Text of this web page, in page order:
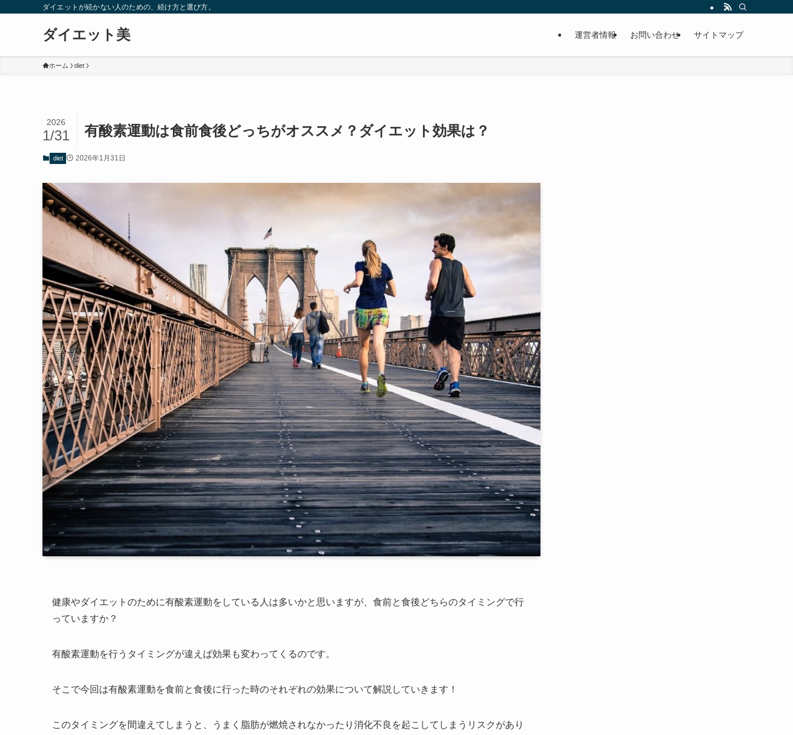
ダイエットが続かない人のための、続け方と選び方。
ダイエット美 運営者情報 お問い合わせ サイトマップ
ホーム diet
有酸素運動は食前食後どっちがオススメ？ダイエット効果は？
2026
1/31
diet 2026年1月31日
健康やダイエットのために有酸素運動をしている人は多いかと思いますが、食前と食後どちらのタイミングで行
っていますか？
有酸素運動を行うタイミングが違えば効果も変わってくるのです。
そこで今回は有酸素運動を食前と食後に行った時のそれぞれの効果について解説していきます！
このタイミングを間違えてしまうと、うまく脂肪が燃焼されなかったり消化不良を起こしてしまうリスクがあり